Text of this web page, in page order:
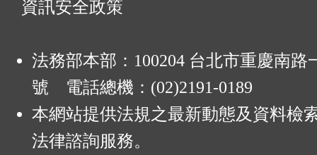
資訊安全政策
法務部本部：100204 台北市重慶南路
號 電話總機：(02)2191-0189
本網站提供法規之最新動態及資料檢
法律諮詢服務。